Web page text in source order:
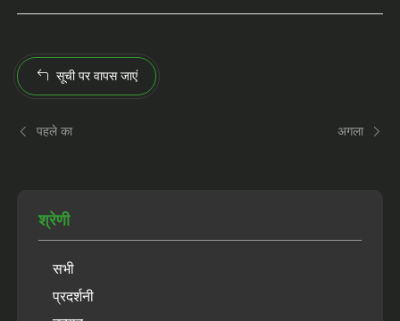
सूची पर वापस जाएं
पहले का अगला
श्रेणी
सभी
प्रदर्शनी